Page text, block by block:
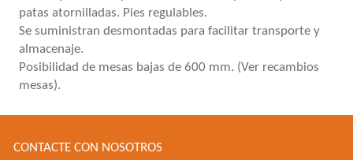
patas atornilladas. Pies regulables.
Se suministran desmontadas para facilitar transporte y
almacenaje.
Posibilidad de mesas bajas de 600 mm. (Ver recambios
mesas).
CONTACTE CON NOSOTROS